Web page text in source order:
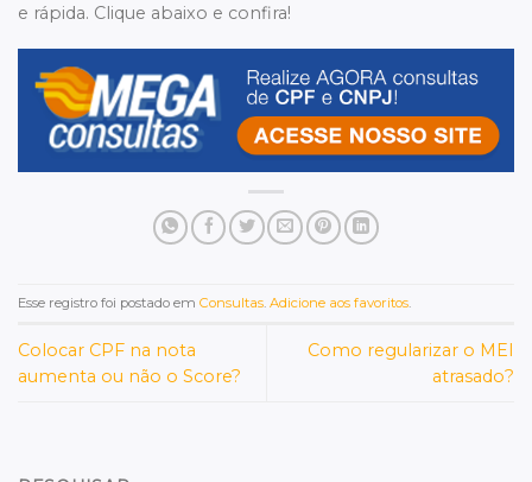
e rápida. Clique abaixo e confira!
Esse registro foi postado em Consultas. Adicione aos favoritos.
Colocar CPF na nota
aumenta ou não o Score?
Como regularizar o MEI
atrasado?